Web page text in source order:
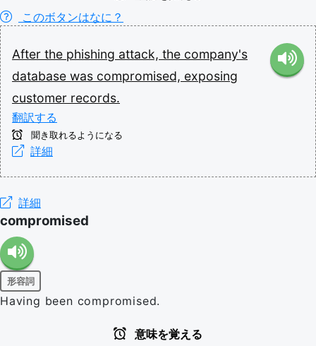
このボタンはなに？
After the phishing attack, the company's
database was compromised, exposing
customer records.
翻訳する
聞き取れるようになる
詳細
詳細
compromised
形容詞
Having been compromised.
意味を覚える